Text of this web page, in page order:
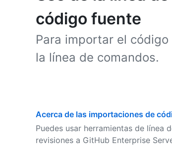
código fuente
Para importar el
la línea de comandos.
Acerca de las importaciones de
Puedes usar herramientas de
revisiones a GitHub Enterprise